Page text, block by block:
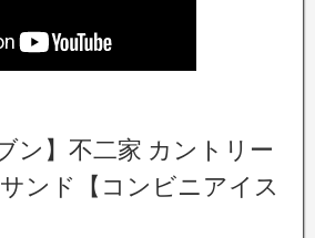
ン】不二家 カントリー
ンド【コンビニアイス